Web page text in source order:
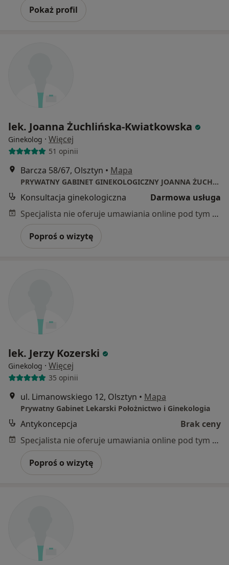
Pokaż profil
lek. Joanna Żuchlińska-Kwiatkowska
Ginekolog · Więcej
51 opinii
Barcza 58/67, Olsztyn • Mapa
PRYWATNY GABINET GINEKOLOGICZNY JOANNA ŻUCHLIŃSKA-KWIATKOWSKA
Konsultacja ginekologiczna
Darmowa usługa
Specjalista nie oferuje umawiania online pod tym adresem.
Poproś o wizytę
lek. Jerzy Kozerski
Ginekolog · Więcej
35 opinii
ul. Limanowskiego 12, Olsztyn • Mapa
Prywatny Gabinet Lekarski Położnictwo i Ginekologia
Antykoncepcja
Brak ceny
Specjalista nie oferuje umawiania online pod tym adresem.
Poproś o wizytę